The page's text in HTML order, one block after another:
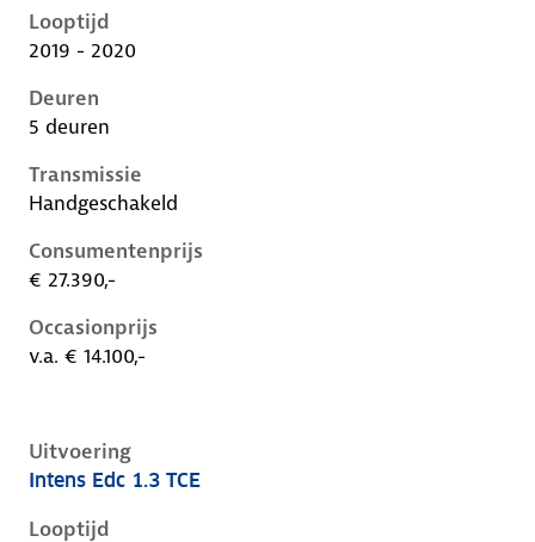
Looptijd
2019 - 2020
Deuren
5 deuren
Transmissie
Handgeschakeld
Consumentenprijs
€ 27.390,-
Occasionprijs
v.a. € 14.100,-
Uitvoering
Renault Captur ii, 1.3 tce, 96 kW, Benzine, 5 deuren
Intens Edc 1.3 TCE
Looptijd